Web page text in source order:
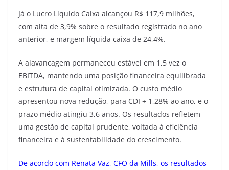
Já o Lucro Líquido Caixa alcançou R$ 117,9 milhões,
com alta de 3,9% sobre o resultado registrado no ano
anterior, e margem líquida caixa de 24,4%.
A alavancagem permaneceu estável em 1,5 vez o
EBITDA, mantendo uma posição financeira equilibrada
e estrutura de capital otimizada. O custo médio
apresentou nova redução, para CDI + 1,28% ao ano, e o
prazo médio atingiu 3,6 anos. Os resultados refletem
uma gestão de capital prudente, voltada à eficiência
financeira e à sustentabilidade do crescimento.
De acordo com Renata Vaz, CFO da Mills, os resultados